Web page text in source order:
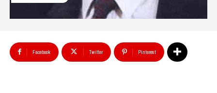
Facebook Twitter Pinterest